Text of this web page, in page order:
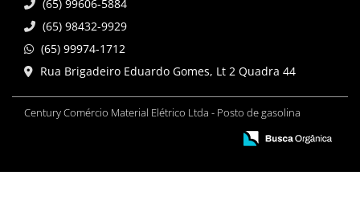
(65) 99606-5884
(65) 98432-9929
(65) 99974-1712
Rua Brigadeiro Eduardo Gomes, Lt 2 Quadra 44
Century Comércio Material Elétrico Ltda - Posto de gasolina